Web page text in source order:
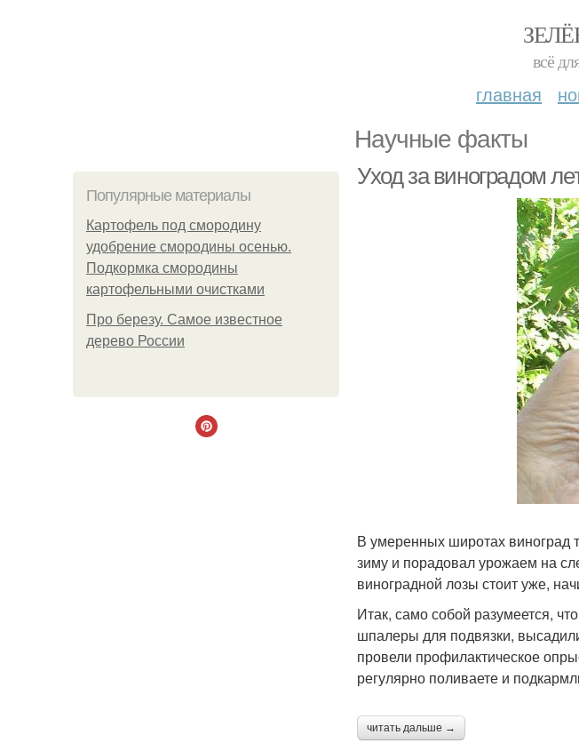
всё
главная
Научные факты
Популярные материалы
Картофель под смородину
удобрение смородины осенью.
Подкормка смородины
картофельными очистками
Про березу. Самое известное
дерево России
Уход за виноградом
В умеренных широтах виноград
зиму и порадовал урожаем на
виноградной лозы стоит уже,
Итак, само собой разумеется,
шпалеры для подвязки,
провели профилактическое
регулярно поливаете и
читать дальше →